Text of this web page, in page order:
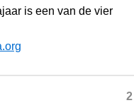
is een van de vier
2